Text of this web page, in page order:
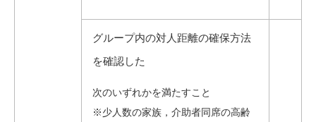
グループ内の対人距離の確保方法
を確認した
次のいずれかを満たすこと
※少人数の家族，介助者同席の高齢